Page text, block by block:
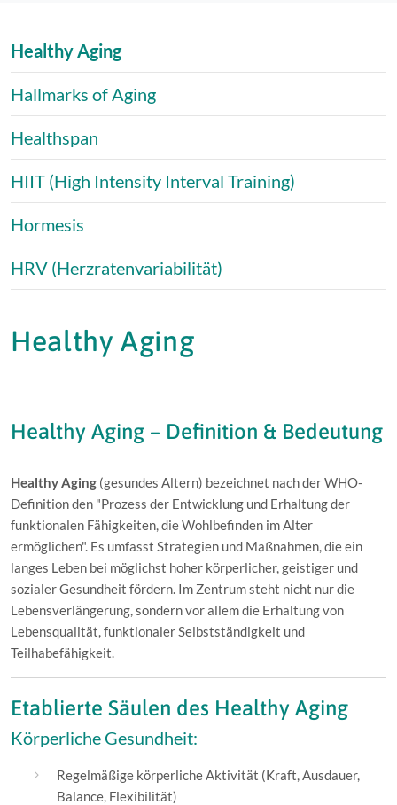
Healthy Aging
Hallmarks of Aging
Healthspan
HIIT (High Intensity Interval Training)
Hormesis
HRV (Herzratenvariabilität)
Healthy Aging
Healthy Aging – Definition & Bedeutung
Healthy Aging (gesundes Altern) bezeichnet nach der WHO-
Definition den "Prozess der Entwicklung und Erhaltung der
funktionalen Fähigkeiten, die Wohlbefinden im Alter
ermöglichen". Es umfasst Strategien und Maßnahmen, die ein
langes Leben bei möglichst hoher körperlicher, geistiger und
sozialer Gesundheit fördern. Im Zentrum steht nicht nur die
Lebensverlängerung, sondern vor allem die Erhaltung von
Lebensqualität, funktionaler Selbstständigkeit und
Teilhabefähigkeit.
Etablierte Säulen des Healthy Aging
Körperliche Gesundheit:
Regelmäßige körperliche Aktivität (Kraft, Ausdauer,
Balance, Flexibilität)